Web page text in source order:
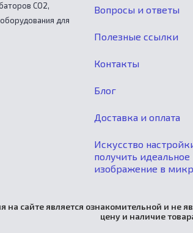
CO2,
для
Вопросы и ответы
Полезные ссылки
Контакты
Блог
Доставка и оплата
Искусство
получить идеальное
изображение в
на сайте является ознакомительной и не
цену и наличие